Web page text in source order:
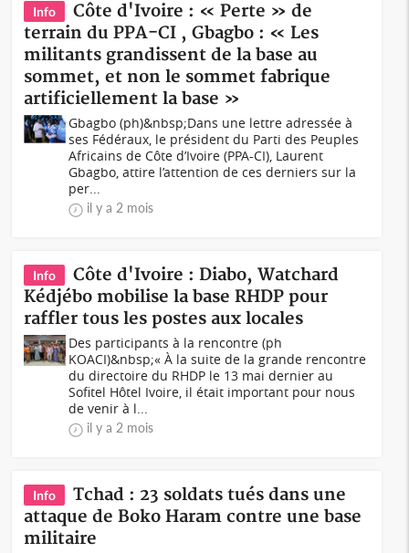
Info
Côte d'Ivoire : « Perte » de
terrain du PPA-CI , Gbagbo : « Les
militants grandissent de la base au
sommet, et non le sommet fabrique
artificiellement la base »
Gbagbo (ph)&nbsp;Dans une lettre adressée à
ses Fédéraux, le président du Parti des Peuples
Africains de Côte d’Ivoire (PPA-CI), Laurent
Gbagbo, attire l’attention de ces derniers sur la
per...
il y a 2 mois
Info
Côte d'Ivoire : Diabo, Watchard
Kédjébo mobilise la base RHDP pour
raffler tous les postes aux locales
Des participants à la rencontre (ph
KOACI)&nbsp;« À la suite de la grande rencontre
du directoire du RHDP le 13 mai dernier au
Sofitel Hôtel Ivoire, il était important pour nous
de venir à l...
il y a 2 mois
Info
Tchad : 23 soldats tués dans une
attaque de Boko Haram contre une base
militaire